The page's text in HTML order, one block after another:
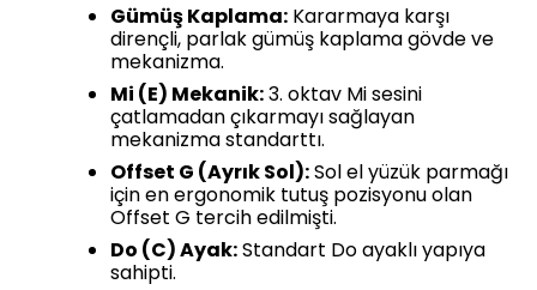
Gümüş Kaplama: Kararmaya karşı
dirençli, parlak gümüş kaplama gövde ve
mekanizma.
Mi (E) Mekanik:3. oktav Mi sesini
çatlamadan çıkarmayı sağlayan
mekanizma standarttı.
Offset G (Ayrık Sol):Sol el yüzük parmağı
için en ergonomik tutuş pozisyonu olan
Offset G tercih edilmişti.
Do (C) Ayak:Standart Do ayaklı yapıya
sahipti.